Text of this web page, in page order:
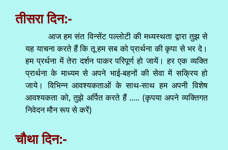
तीसरा दिन:-
आज हम संत विन्सेंट पल्लोटी की मध्यस्थता द्वारा तुझ से
यह याचना करते हैं कि तू हम सब को प्रार्थना की कृपा से भर दे।
हम प्रर्थना में तेरा दर्शन पाकर परिपूर्ण हो जायें। हर एक व्यक्ति
प्रार्थना के माध्यम से अपने भाई-बहनों की सेवा में सक्रिय हो
जाये। विभिन्न आवश्यकताओं के साथ-साथ हम अपनी विशेष
आवश्यकता को, तुझे अर्पित करते हैं ..... (कृपया अपने व्यक्तिगत
निवेदन मौन रूप से करें)
चौथा दिन:-